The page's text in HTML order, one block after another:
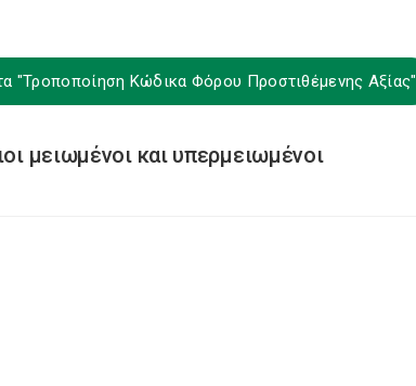
"Τροποποίηση Κώδικα Φόρου Προστιθέμενης Αξίας"
μειωμένοι και υπερμειωμένοι